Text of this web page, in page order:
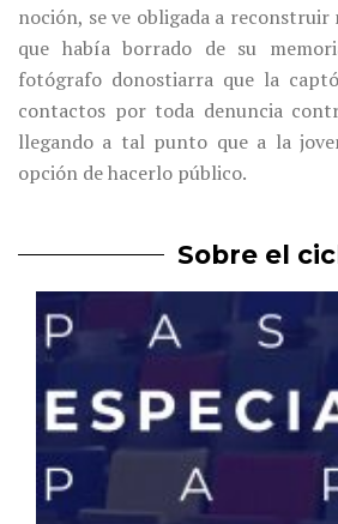
noción, se ve obligada a reconstruir
que había borrado de su
fotógrafo donostiarra que la
contactos por toda denuncia
llegando a tal punto que a la
opción de hacerlo público.
Sobre el